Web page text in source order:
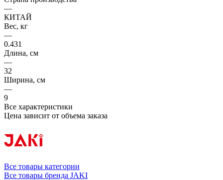
—
КИТАЙ
Вес, кг
—
0.431
Длина, см
—
32
Ширина, см
—
9
Все характеристики
Цена зависит от объема заказа
Все товары категории
Все товары бренда JAKI